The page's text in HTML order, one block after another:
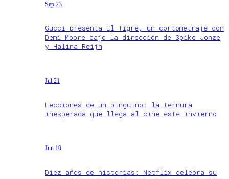
Sep 23
Gucci presenta El Tigre, un cortometraje con
Demi Moore bajo la dirección de Spike Jonze
y Halina Reijn
Jul 21
Lecciones de un pingüino: la ternura
inesperada que llega al cine este invierno
Jun 10
Diez años de historias: Netflix celebra su